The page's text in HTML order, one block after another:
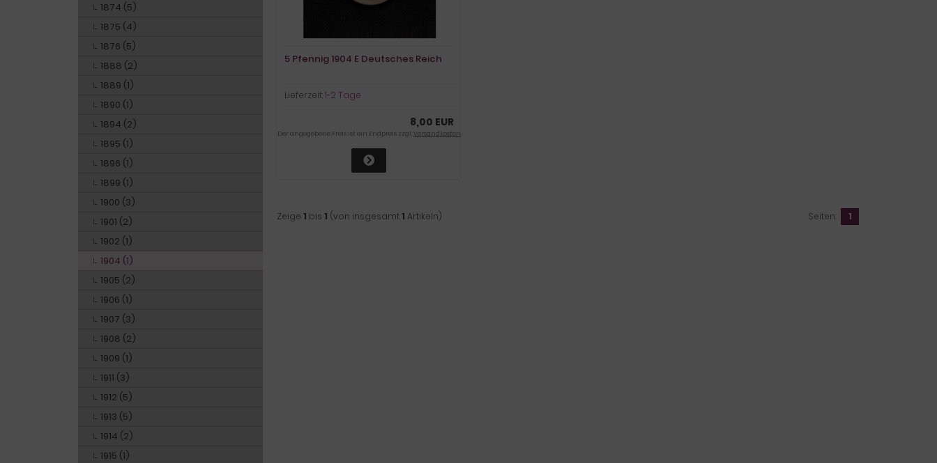
5 Pfennig 1904 E Deutsches Reich
Lieferzeit:1-2 Tage
8,00 EUR
Der angegebene Preis ist ein Endpreis zzgl.Versandkosten
Zeige 1 bis 1 (von insgesamt1 Artikeln) Seiten: 1
1874 (5)
1875 (4)
1876 (5)
1888 (2)
1889 (1)
1890 (1)
1894 (2)
1895 (1)
1896 (1)
1899 (1)
1900 (3)
1901 (2)
1902 (1)
1904 (1)
1905 (2)
1906 (1)
1907 (3)
1908 (2)
1909 (1)
1911 (3)
1912 (5)
1913 (5)
1914 (2)
1915 (1)